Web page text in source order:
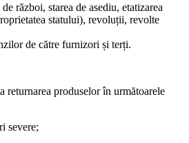
război, starea de asediu, etatizarea
statului), revoluții, revolte
de către furnizori și terți.
returnarea produselor în următoarele
severe;